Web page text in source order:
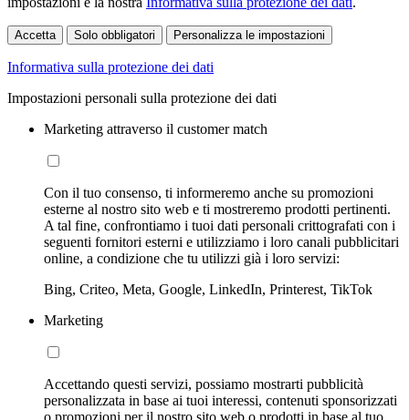
Accetta Solo obbligatori Personalizza le impostazioni
Informativa sulla protezione dei dati
Impostazioni personali sulla protezione dei dati
Marketing attraverso il customer match
Con il tuo consenso, ti informeremo anche su promozioni
esterne al nostro sito web e ti mostreremo prodotti pertinenti.
A tal fine, confrontiamo i tuoi dati personali crittografati con i
seguenti fornitori esterni e utilizziamo i loro canali pubblicitari
online, a condizione che tu utilizzi già i loro servizi:
Bing, Criteo, Meta, Google, LinkedIn, Printerest, TikTok
Marketing
Accettando questi servizi, possiamo mostrarti pubblicità
personalizzata in base ai tuoi interessi, contenuti sponsorizzati
o promozioni per il nostro sito web o prodotti in base al tuo